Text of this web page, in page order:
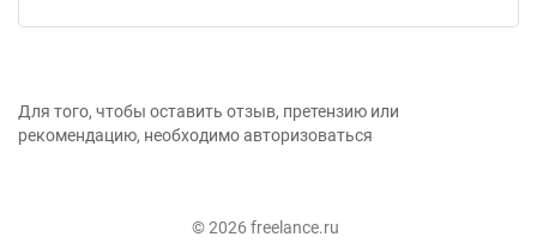
Для того, чтобы оставить отзыв, претензию или
рекомендацию, необходимо авторизоваться
© 2026 freelance.ru